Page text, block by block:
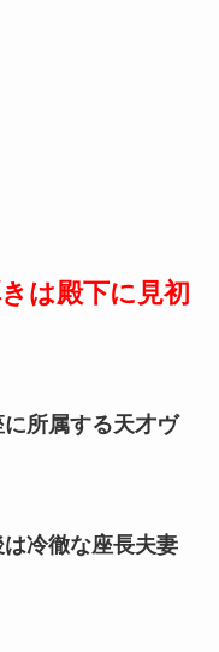
は殿下に見初
所属する天才ヴ
冷徹な座長夫妻